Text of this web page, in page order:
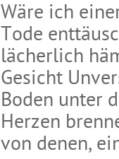
Wäre ich
Tode
lächerlich
Gesicht
Boden unter
Herzen
von denen,